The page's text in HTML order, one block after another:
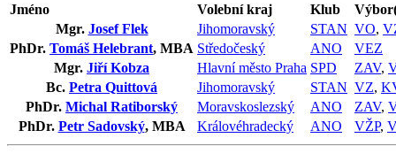
Jméno Volební kraj Klub
Mgr. Josef Flek Jihomoravský STAN VO,
PhDr. Tomáš Helebrant, MBA Středočeský ANO
VEZ
Mgr. Jiří Kobza Hlavní město Praha SPD ZAV,
Bc. Petra Quittová Jihomoravský STAN VZ,
PhDr. Michal Ratiborský Moravskoslezský ANO ZAV,
PhDr. Petr Sadovský, MBA Královéhradecký ANO VŽP,